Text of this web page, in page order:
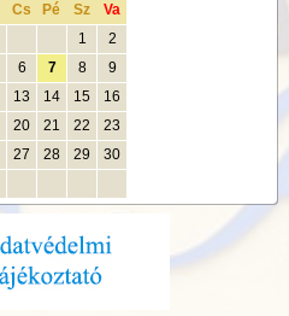
Cs Pé Sz
Va
1
2
6 7 8
9
13 14 15
16
20 21 22
23
27 28 29
30